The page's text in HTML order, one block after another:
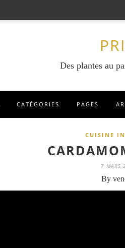
Des plantes au
CATÉGORIES PAGES
CUISINE
7 MARS
By